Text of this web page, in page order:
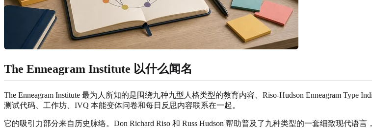
The Enneagram Institute 以什么闻名
The Enneagram Institute 最为人所知的是围绕九种九型人格类型的教育内容、Riso-Hudson Enneagram
测试代码、工作坊、IVQ 本能变体问卷和每日反思内容联系在一起。
它的吸引力部分来自历史脉络。Don Richard Riso 和 Russ Hudson 帮助普及了九种类型的一套细致现代语